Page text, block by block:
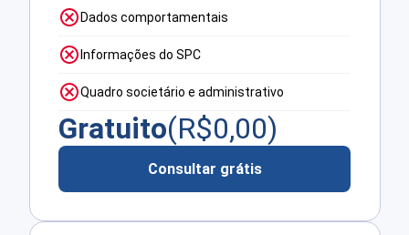
Dados comportamentais
Informações do SPC
Quadro societário e administrativo
Gratuito(R$0,00)
Consultar grátis